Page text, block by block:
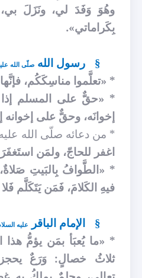
وهُوَ وَفَدَ لي، ونَزَلَ
بِكَراماتي».
§ رسول اللهصلّى الله
* «تعلَّموا مناسِكَكُم،
* «حقٌّ على المسلم إذا
إخوانَه، وحقٌّ على إخوانه
* من دعائه صلّى الله
اغفر للحاجّ، ولمَن
* «الطَّوافُ بِالبَيتِ
فيهِ الكَلامَ، فَمَن يَتَكَلَّم
§ الإمام الباقر عليه
* «ما يُعبَأ بمَن يؤمُّ هذا
ثلاثُ خصالٍ: وَرَعٌ